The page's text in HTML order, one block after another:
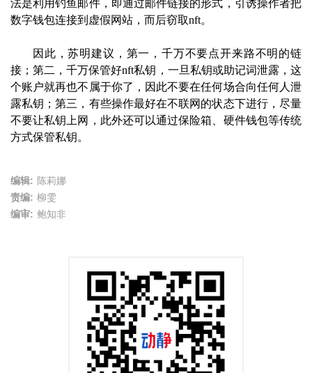
法是利用钓鱼邮件，即通过邮件链接的形式，引诱操作者把
数字钱包连接到虚假网站，而后窃取nft。
因此，苏明建议，第一，千万不要点开来路不明的链
接；第二，千万保管好nft私钥，一旦私钥或助记词泄露，这
个账户就再也不属于你了，因此不要在任何场合向任何人泄
露私钥；第三，有些操作最好在不联网的状态下进行，尽量
不要让私钥上网，此外还可以通过保险箱、硬件钱包等传统
方式保管私钥。
编辑: 陈莉娜
责编: 柳雯
编审: 鲍知非